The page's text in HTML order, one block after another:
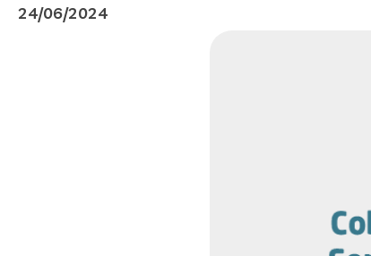
24/06/2024